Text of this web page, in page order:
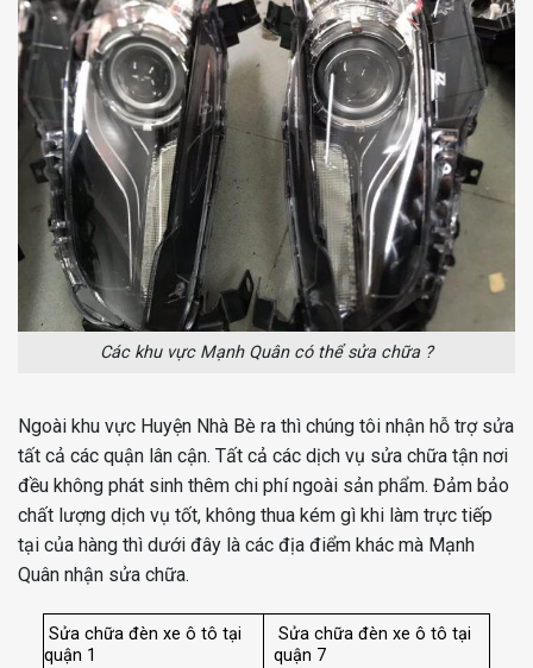
Các khu vực Mạnh Quân có thể sửa chữa ?
Ngoài khu vực Huyện Nhà Bè ra thì chúng tôi nhận hỗ trợ sửa
tất cả các quận lân cận. Tất cả các dịch vụ sửa chữa tận nơi
đều không phát sinh thêm chi phí ngoài sản phẩm. Đảm bảo
chất lượng dịch vụ tốt, không thua kém gì khi làm trực tiếp
tại của hàng thì dưới đây là các địa điểm khác mà Mạnh
Quân nhận sửa chữa.
Sửa chữa đèn xe ô tô tại
quận 1
Sửa chữa đèn xe ô tô tại
quận 7